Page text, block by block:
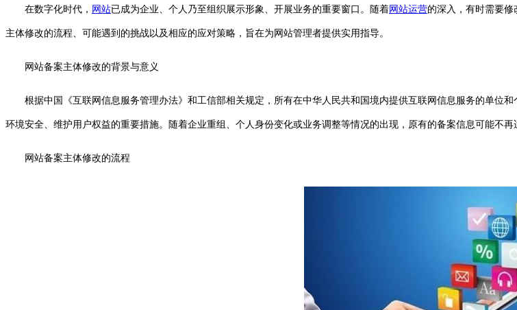
在数字化时代， 网站已成为企业、个人乃至组织展示形象、开展业务的重要窗口。随着网站运营的深入，有时需要修
主体修改的流程、可能遇到的挑战以及相应的应对策略，旨在为网站管理者提供实用指导。
网站备案主体修改的背景与意义
根据中国《互联网信息服务管理办法》和工信部相关规定，所有在中华人民共和国境内提供互联网信息服务的单位
环境安全、维护用户权益的重要措施。随着企业重组、个人身份变化或业务调整等情况的出现，原有的备案信息可能不再
网站备案主体修改的流程